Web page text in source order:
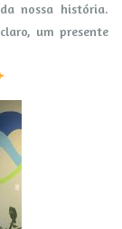
nossa história.
um presente